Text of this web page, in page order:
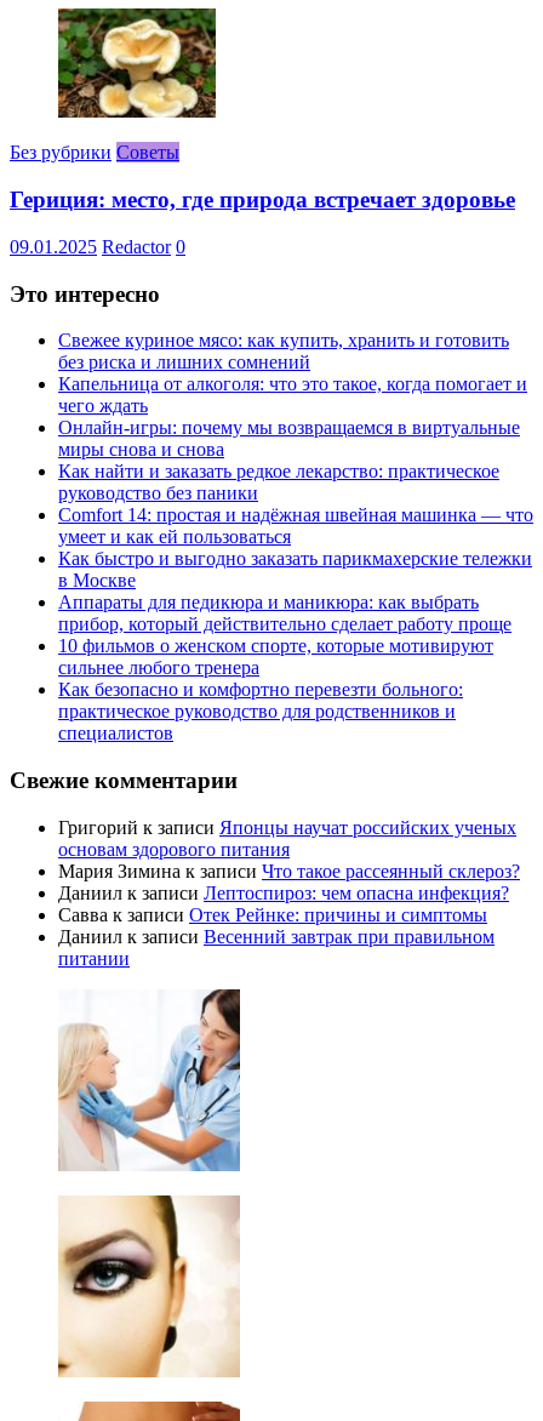
Без рубрики Советы
Гериция: место, где природа встречает здоровье
09.01.2025 Redactor 0
Это интересно
Свежее куриное мясо: как купить, хранить и готовить
без риска и лишних сомнений
Капельница от алкоголя: что это такое, когда помогает и
чего ждать
Онлайн-игры: почему мы возвращаемся в виртуальные
миры снова и снова
Как найти и заказать редкое лекарство: практическое
руководство без паники
Comfort 14: простая и надёжная швейная машинка — что
умеет и как ей пользоваться
Как быстро и выгодно заказать парикмахерские тележки
в Москве
Аппараты для педикюра и маникюра: как выбрать
прибор, который действительно сделает работу проще
10 фильмов о женском спорте, которые мотивируют
сильнее любого тренера
Как безопасно и комфортно перевезти больного:
практическое руководство для родственников и
специалистов
Свежие комментарии
Григорий к записи Японцы научат российских ученых
основам здорового питания
Мария Зимина к записи Что такое рассеянный склероз?
Даниил к записи Лептоспироз: чем опасна инфекция?
Савва к записи Отек Рейнке: причины и симптомы
Даниил к записи Весенний завтрак при правильном
питании